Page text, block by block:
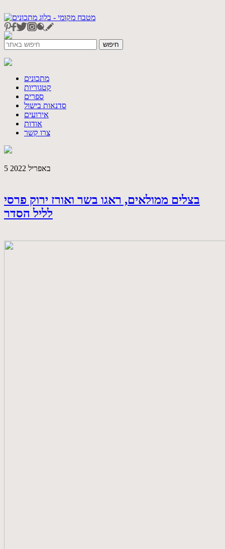
מתכונים
קטגוריות
ספרים
סדנאות בישול
אירועים
אודות
צרו קשר
5 באפריל 2022
בצלים ממולאים, ראגו בשר ואורז ירוק פרסי
לליל הסדר